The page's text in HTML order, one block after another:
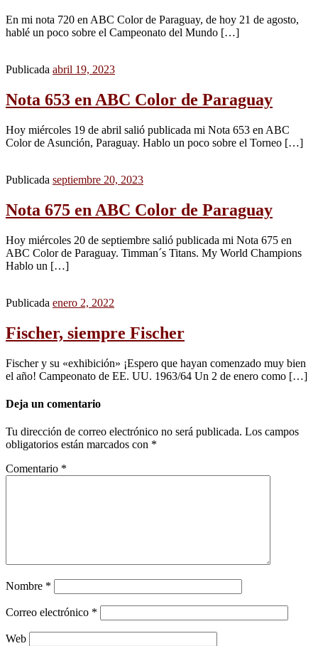
En mi nota 720 en ABC Color de Paraguay, de hoy 21 de agosto,
hablé un poco sobre el Campeonato del Mundo […]
Publicada abril 19, 2023
Nota 653 en ABC Color de Paraguay
Hoy miércoles 19 de abril salió publicada mi Nota 653 en ABC
Color de Asunción, Paraguay. Hablo un poco sobre el Torneo […]
Publicada septiembre 20, 2023
Nota 675 en ABC Color de Paraguay
Hoy miércoles 20 de septiembre salió publicada mi Nota 675 en
ABC Color de Paraguay. Timman´s Titans. My World Champions
Hablo un […]
Publicada enero 2, 2022
Fischer, siempre Fischer
Fischer y su «exhibición» ¡Espero que hayan comenzado muy bien
el año! Campeonato de EE. UU. 1963/64 Un 2 de enero como […]
Deja un comentario
Tu dirección de correo electrónico no será publicada. Los campos
obligatorios están marcados con *
Comentario *
Nombre *
Correo electrónico *
Web